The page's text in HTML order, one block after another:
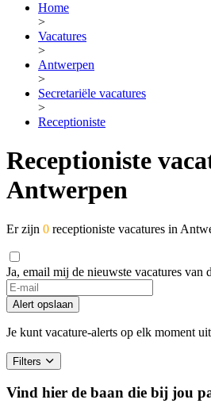
Home
>
Vacatures
>
Antwerpen
>
Secretariële vacatures
>
Receptioniste
Receptioniste
Antwerpen
Er zijn 0 receptioniste vacatures in
Ja, email mij de nieuwste vacatures van
Alert opslaan
Je kunt vacature-alerts op elk moment
Filters
Vind hier de baan die bij jou